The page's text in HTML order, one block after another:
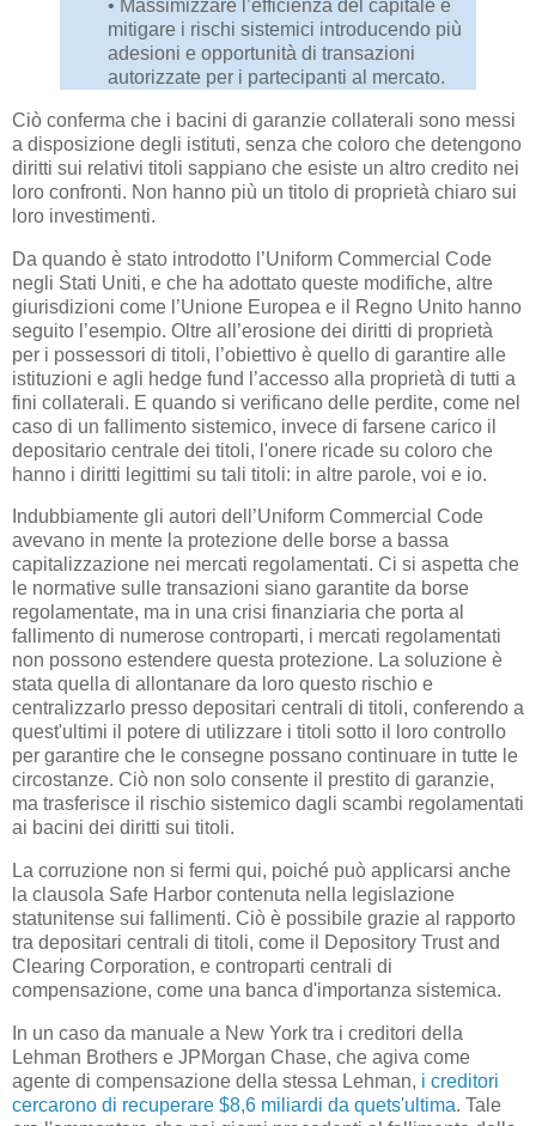
• Massimizzare l’efficienza del capitale e
mitigare i rischi sistemici introducendo più
adesioni e opportunità di transazioni
autorizzate per i partecipanti al mercato.
Ciò conferma che i bacini di garanzie collaterali sono messi
a disposizione degli istituti, senza che coloro che detengono
diritti sui relativi titoli sappiano che esiste un altro credito nei
loro confronti. Non hanno più un titolo di proprietà chiaro sui
loro investimenti.
Da quando è stato introdotto l’Uniform Commercial Code
negli Stati Uniti, e che ha adottato queste modifiche, altre
giurisdizioni come l’Unione Europea e il Regno Unito hanno
seguito l’esempio. Oltre all’erosione dei diritti di proprietà
per i possessori di titoli, l’obiettivo è quello di garantire alle
istituzioni e agli hedge fund l’accesso alla proprietà di tutti a
fini collaterali. E quando si verificano delle perdite, come nel
caso di un fallimento sistemico, invece di farsene carico il
depositario centrale dei titoli, l'onere ricade su coloro che
hanno i diritti legittimi su tali titoli: in altre parole, voi e io.
Indubbiamente gli autori dell’Uniform Commercial Code
avevano in mente la protezione delle borse a bassa
capitalizzazione nei mercati regolamentati. Ci si aspetta che
le normative sulle transazioni siano garantite da borse
regolamentate, ma in una crisi finanziaria che porta al
fallimento di numerose controparti, i mercati regolamentati
non possono estendere questa protezione. La soluzione è
stata quella di allontanare da loro questo rischio e
centralizzarlo presso depositari centrali di titoli, conferendo a
quest'ultimi il potere di utilizzare i titoli sotto il loro controllo
per garantire che le consegne possano continuare in tutte le
circostanze. Ciò non solo consente il prestito di garanzie,
ma trasferisce il rischio sistemico dagli scambi regolamentati
ai bacini dei diritti sui titoli.
La corruzione non si fermi qui, poiché può applicarsi anche
la clausola Safe Harbor contenuta nella legislazione
statunitense sui fallimenti. Ciò è possibile grazie al rapporto
tra depositari centrali di titoli, come il Depository Trust and
Clearing Corporation, e controparti centrali di
compensazione, come una banca d'importanza sistemica.
In un caso da manuale a New York tra i creditori della
Lehman Brothers e JPMorgan Chase, che agiva come
agente di compensazione della stessa Lehman, i creditori
cercarono di recuperare $8,6 miliardi da quets'ultima. Tale